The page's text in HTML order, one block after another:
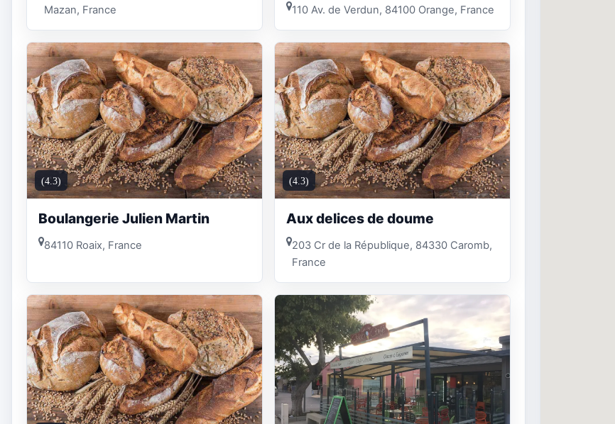
Mazan, France
110 Av. de Verdun, 84100 Orange, France
(4.3)
Boulangerie Julien Martin
84110 Roaix, France
(4.3)
Aux delices de doume
203 Cr de la République, 84330 Caromb,
France